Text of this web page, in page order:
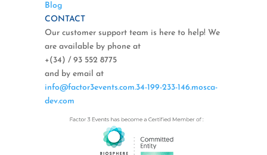
Blog
CONTACT
Our customer support team is here to help! We
are available by phone at
+(34) / 93 552 8775
and by email at
info@factor3events.com.34-199-233-146.mosca-
dev.com